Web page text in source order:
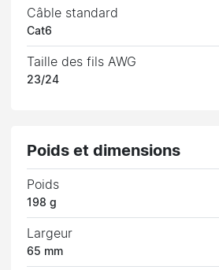
Câble standard
Cat6
Taille des fils AWG
23/24
Poids et dimensions
Poids
198 g
Largeur
65 mm